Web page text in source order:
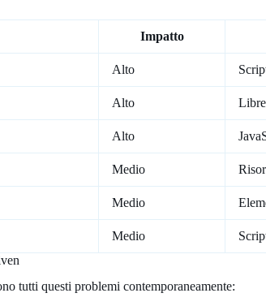
Impatto
Alto
Alto
Alto
Medio
Medio
Medio
tutti questi problemi contemporaneamente: